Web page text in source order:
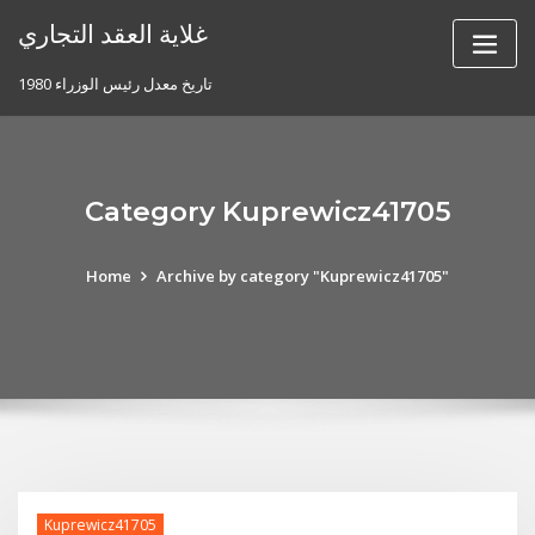
غلاية العقد التجاري
تاريخ معدل رئيس الوزراء 1980
Category Kuprewicz41705
Home Archive by category "Kuprewicz41705"
Kuprewicz41705